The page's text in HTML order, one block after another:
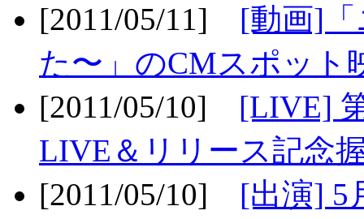
[2011/05/11] [動画]
た〜」のCMスポット
[2011/05/10] [LIVE]
LIVE＆リリース記念
[2011/05/10] [出演] 5